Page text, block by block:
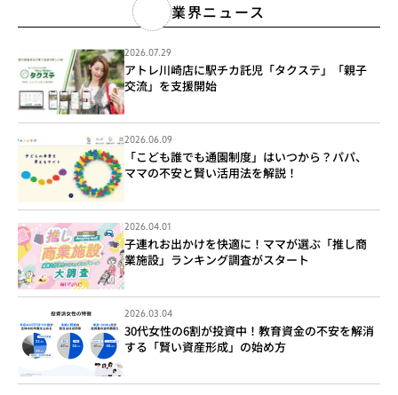
業界ニュース
2026.07.29
アトレ川崎店に駅チカ託児「タクステ」「親子
交流」を支援開始
2026.06.09
「こども誰でも通園制度」はいつから？パパ、
ママの不安と賢い活用法を解説！
2026.04.01
子連れお出かけを快適に！ママが選ぶ「推し商
業施設」ランキング調査がスタート
2026.03.04
30代女性の6割が投資中！教育資金の不安を解消
する「賢い資産形成」の始め方